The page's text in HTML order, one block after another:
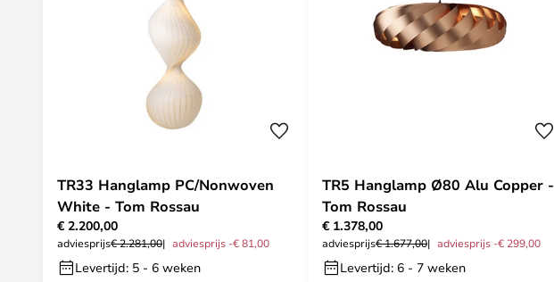
TR33 Hanglamp PC/Nonwoven
White - Tom Rossau
€ 2.200,00
adviesprijs€ 2.281,00 adviesprijs -€ 81,00
Levertijd: 5 - 6 weken
TR5 Hanglamp Ø80 Alu Copper -
Tom Rossau
€ 1.378,00
adviesprijs€ 1.677,00 adviesprijs -€ 299,00
Levertijd: 6 - 7 weken